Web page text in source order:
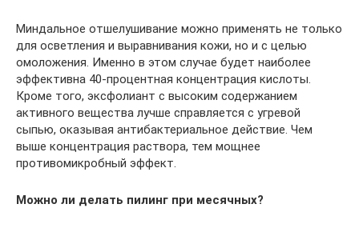
Миндальное отшелушивание можно применять не только
для осветления и выравнивания кожи, но и с целью
омоложения. Именно в этом случае будет наиболее
эффективна 40-процентная концентрация кислоты.
Кроме того, эксфолиант с высоким содержанием
активного вещества лучше справляется с угревой
сыпью, оказывая антибактериальное действие. Чем
выше концентрация раствора, тем мощнее
противомикробный эффект.
Можно ли делать пилинг при месячных?